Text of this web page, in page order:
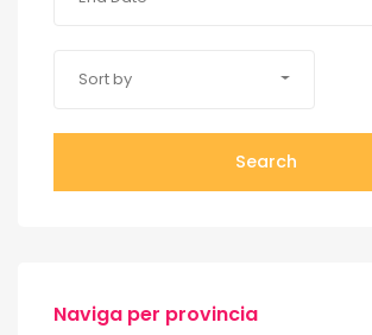
Sort by
Search
Naviga per provincia